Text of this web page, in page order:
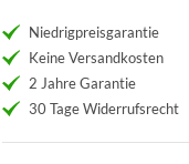
Niedrigpreisgarantie
Keine Versandkosten
2 Jahre Garantie
30 Tage Widerrufsrecht